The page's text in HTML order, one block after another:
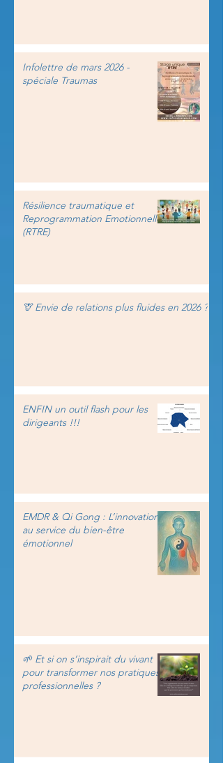
Infolettre de mars 2026 -
spéciale Traumas
Résilience traumatique et
Reprogrammation Emotionnelle
(RTRE)
🦒 Envie de relations plus fluides en 2026 ?
ENFIN un outil flash pour les
dirigeants !!!
EMDR & Qi Gong : L’innovation
au service du bien-être
émotionnel
🌱 Et si on s’inspirait du vivant
pour transformer nos pratiques
professionnelles ?